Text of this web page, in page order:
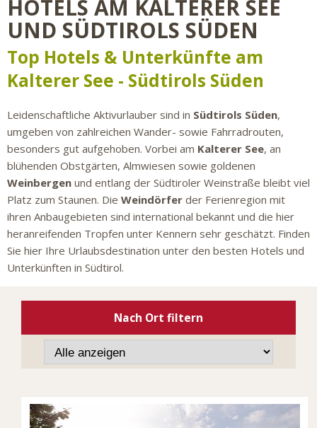
HOTELS AM KALTERER SEE
UND SÜDTIROLS SÜDEN
Top Hotels & Unterkünfte am
Kalterer See - Südtirols Süden
Leidenschaftliche Aktivurlauber sind in Südtirols Süden,
umgeben von zahlreichen Wander- sowie Fahrradrouten,
besonders gut aufgehoben. Vorbei am Kalterer See, an
blühenden Obstgärten, Almwiesen sowie goldenen
Weinbergen und entlang der Südtiroler Weinstraße bleibt viel
Platz zum Staunen. Die Weindörfer der Ferienregion mit
ihren Anbaugebieten sind international bekannt und die hier
heranreifenden Tropfen unter Kennern sehr geschätzt. Finden
Sie hier Ihre Urlaubsdestination unter den besten Hotels und
Unterkünften in Südtirol.
Nach Ort filtern